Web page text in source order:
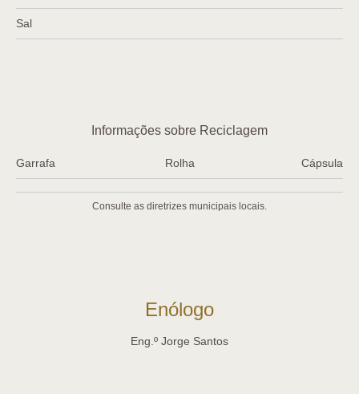
Sal
Informações sobre Reciclagem
Garrafa Rolha Cápsula
Consulte as diretrizes municipais locais.
Enólogo
Eng.º Jorge Santos